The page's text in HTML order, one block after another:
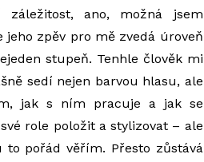
záležitost, ano, možná jsem
jeho zpěv pro mě zvedá úroveň
stupeň. Tenhle člověk mi
sedí nejen barvou hlasu, ale
jak s ním pracuje a jak se
role položit a stylizovat – ale
to pořád věřím. Přesto zůstává